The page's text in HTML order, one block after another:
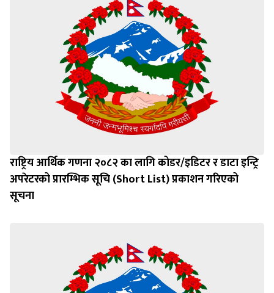
राष्ट्रिय आर्थिक गणना २०८२ का लागि कोडर/इडिटर र डाटा इन्ट्रि
अपरेटरको प्रारम्भिक सूचि (Short List) प्रकाशन गरिएको
सूचना